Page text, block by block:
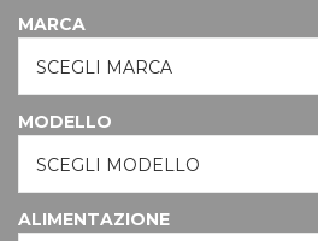
MARCA
SCEGLI MARCA
MODELLO
SCEGLI MODELLO
ALIMENTAZIONE